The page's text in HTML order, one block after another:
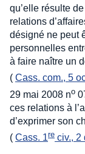
qu’elle résulte
relations
désigné ne peut
personnelles
à faire naître un
( Cass. com., 5
29 mai 2008 no
ces relations à
d’exprimer son
( Cass. 1re civ., 2